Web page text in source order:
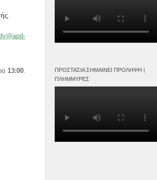
.
13:00.
ΠΡΟΣΤΑΣΊΑ ΣΗΜΑΊΝΕΙ ΠΡΌΛΗΨΗ |
ΠΛΗΜΜΎΡΕΣ